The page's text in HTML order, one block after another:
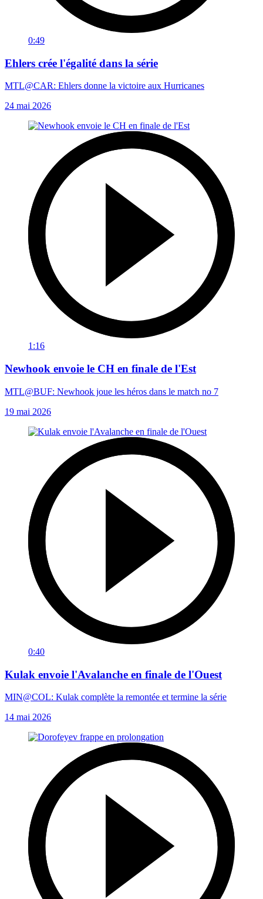
0:49
Ehlers crée l'égalité dans la série
MTL@CAR: Ehlers donne la victoire aux Hurricanes
24 mai 2026
1:16
Newhook envoie le CH en finale de l'Est
MTL@BUF: Newhook joue les héros dans le match no 7
19 mai 2026
0:40
Kulak envoie l'Avalanche en finale de l'Ouest
MIN@COL: Kulak complète la remontée et termine la série
14 mai 2026